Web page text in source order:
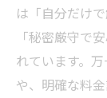
は「自分だけ
「秘密厳守で
れています。
や、明確な料